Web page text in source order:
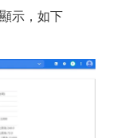
⽰，如下